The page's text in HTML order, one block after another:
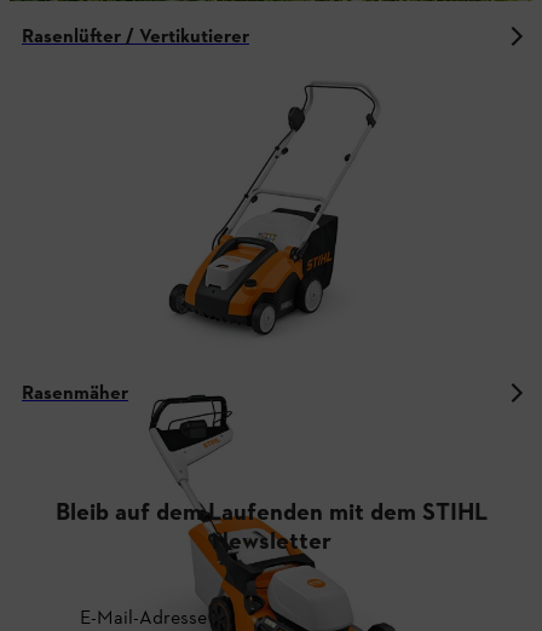
Rasenlüfter / Vertikutierer
Rasenmäher
Bleib auf dem Laufenden mit dem STIHL
Newsletter
E-Mail-Adresse